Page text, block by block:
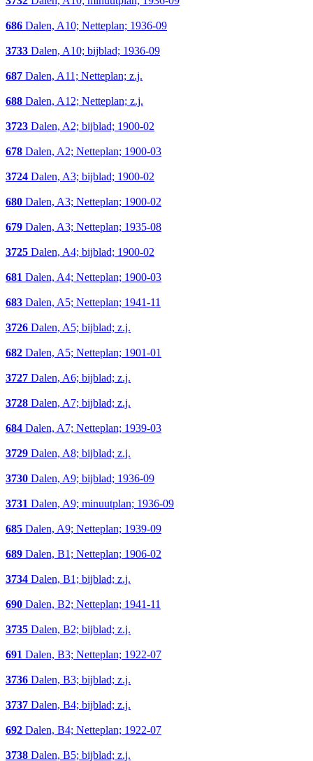
686 Dalen, A10; Netteplan; 1936-09
3733 Dalen, A10; bijblad; 1936-09
687 Dalen, A11; Netteplan; z.j.
688 Dalen, A12; Netteplan; z.j.
3723 Dalen, A2; bijblad; 1900-02
678 Dalen, A2; Netteplan; 1900-03
3724 Dalen, A3; bijblad; 1900-02
680 Dalen, A3; Netteplan; 1900-02
679 Dalen, A3; Netteplan; 1935-08
3725 Dalen, A4; bijblad; 1900-02
681 Dalen, A4; Netteplan; 1900-03
683 Dalen, A5; Netteplan; 1941-11
3726 Dalen, A5; bijblad; z.j.
682 Dalen, A5; Netteplan; 1901-01
3727 Dalen, A6; bijblad; z.j.
3728 Dalen, A7; bijblad; z.j.
684 Dalen, A7; Netteplan; 1939-03
3729 Dalen, A8; bijblad; z.j.
3730 Dalen, A9; bijblad; 1936-09
3731 Dalen, A9; minuutplan; 1936-09
685 Dalen, A9; Netteplan; 1939-09
689 Dalen, B1; Netteplan; 1906-02
3734 Dalen, B1; bijblad; z.j.
690 Dalen, B2; Netteplan; 1941-11
3735 Dalen, B2; bijblad; z.j.
691 Dalen, B3; Netteplan; 1922-07
3736 Dalen, B3; bijblad; z.j.
3737 Dalen, B4; bijblad; z.j.
692 Dalen, B4; Netteplan; 1922-07
3738 Dalen, B5; bijblad; z.j.